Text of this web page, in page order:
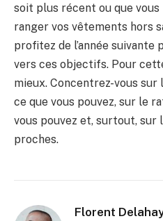
soit plus récent ou que vous
ranger vos vêtements hors
profitez de l’année
vers ces objectifs. Pour
mieux. Concentrez-vous
ce que vous pouvez, sur le
vous pouvez et, surtout, sur
proches.
Florent